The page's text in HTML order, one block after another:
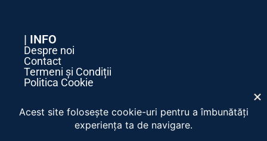
| INFO
Despre noi
Contact
Termeni și Condiții
Politica Cookie
| SOCIAL MEDIA